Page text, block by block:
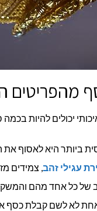
מהפריטים
יכולים להיות
ביותר היא לאסוף
עגילי זהב, צמידים
של כל אחד מהם
לא לשם קבלת כסף